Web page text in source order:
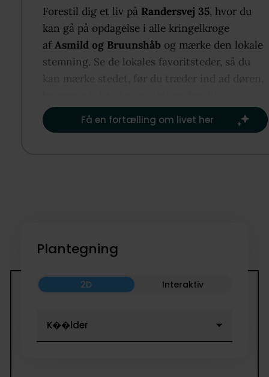
Forestil dig et liv på Randersvej 35, hvor du
kan gå på opdagelse i alle kringelkroge
afAsmild og Bruunshåb og mærke den lokale
stemning. Se de lokales favoritsteder, så du
kan mærke stedet, før du træder ind ad døren,
Få en fortælling om livet her
Plantegning
2D Interaktiv